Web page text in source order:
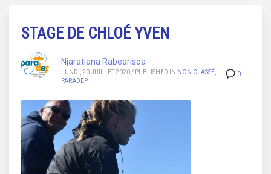
STAGE DE CHLOÉ YVEN
0
Njaratiana Rabearisoa
LUNDI, 20 JUILLET 2020 / PUBLISHED IN NON CLASSÉ
PARADEP